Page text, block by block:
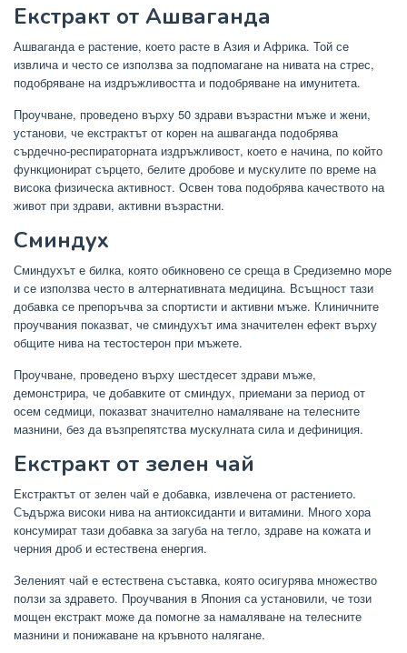
Екстракт от Ашваганда
Ашваганда е растение, което расте в Азия и Африка. Той се
извлича и често се използва за подпомагане на нивата на стрес,
подобряване на издръжливостта и подобряване на имунитета.
Проучване, проведено върху 50 здрави възрастни мъже и жени,
установи, че екстрактът от корен на ашваганда подобрява
сърдечно-респираторната издръжливост, което е начина, по който
функционират сърцето, белите дробове и мускулите по време на
висока физическа активност. Освен това подобрява качеството на
живот при здрави, активни възрастни.
Сминдух
Сминдухът е билка, която обикновено се среща в Средиземно море
и се използва често в алтернативната медицина. Всъщност тази
добавка се препоръчва за спортисти и активни мъже. Клиничните
проучвания показват, че сминдухът има значителен ефект върху
общите нива на тестостерон при мъжете.
Проучване, проведено върху шестдесет здрави мъже,
демонстрира, че добавките от сминдух, приемани за период от
осем седмици, показват значително намаляване на телесните
мазнини, без да възпрепятства мускулната сила и дефиниция.
Екстракт от зелен чай
Екстрактът от зелен чай е добавка, извлечена от растението.
Съдържа високи нива на антиоксиданти и витамини. Много хора
консумират тази добавка за загуба на тегло, здраве на кожата и
черния дроб и естествена енергия.
Зеленият чай е естествена съставка, която осигурява множество
ползи за здравето. Проучвания в Япония са установили, че този
мощен екстракт може да помогне за намаляване на телесните
мазнини и понижаване на кръвното налягане.